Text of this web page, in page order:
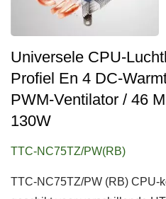
Universele CPU-
Profiel En 4 DC-
PWM-Ventilator / 46
130W
TTC-NC75TZ/PW(RB)
TTC-NC75TZ/PW (RB) CPU-